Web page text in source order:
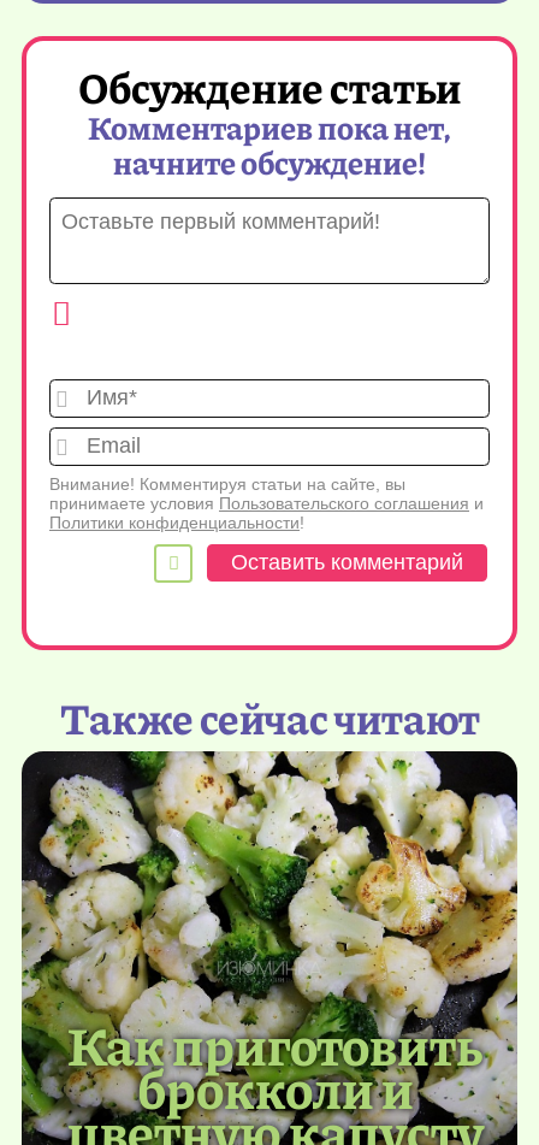
Обсуждение статьи
Комментариев пока нет,
начните обсуждение!
Имя*
Внимание! Комментируя статьи на сайте, вы
принимаете условия Пользовательского соглашения и
Политики конфиденциальности!
Также сейчас читают
Как приготовить
брокколи и